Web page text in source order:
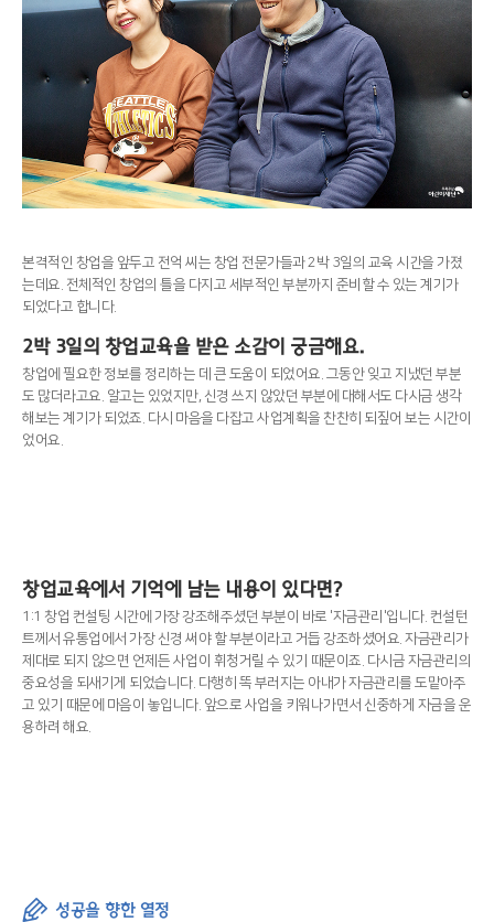
본격적인 창업을 앞두고 전억 씨는 창업 전문가들과 2박 3일의 교육 시간을 가졌
는데요. 전체적인 창업의 틀을 다지고 세부적인 부분까지 준비할 수 있는 계기가
되었다고 합니다.
2박 3일의 창업교육을 받은 소감이 궁금해요.
창업에 필요한 정보를 정리하는 데 큰 도움이 되었어요. 그동안 잊고 지냈던 부분
도 많더라고요. 알고는 있었지만, 신경 쓰지 않았던 부분에 대해서도 다시금 생각
해보는 계기가 되었죠. 다시 마음을 다잡고 사업계획을 찬찬히 되짚어 보는 시간이
었어요.
창업교육에서 기억에 남는 내용이 있다면?
1:1 창업 컨설팅 시간에 가장 강조해주셨던 부분이 바로 '자금관리'입니다. 컨설턴
트께서 유통업에서 가장 신경 써야 할 부분이라고 거듭 강조하셨어요. 자금관리가
제대로 되지 않으면 언제든 사업이 휘청거릴 수 있기 때문이죠. 다시금 자금관리의
중요성을 되새기게 되었습니다. 다행히 똑 부러지는 아내가 자금관리를 도맡아주
고 있기 때문에 마음이 놓입니다. 앞으로 사업을 키워나가면서 신중하게 자금을 운
용하려 해요.
성공을 향한 열정